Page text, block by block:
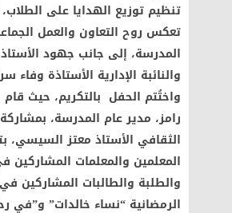
تنظيم توزيع الهدايا على
تعكس روح التعاون والعمل
المدرسة، إلى جانب جهود
والنائبة الإدارية الأستاذة وفاء
واختُتم الحفل بالتكريم، حيث قام
رامز، مدير عام المدرسة،
الثقافي الأستاذ معتز السيسي،
المعلمين والمعلمات المشاركين
والطلبة والطالبات المشاركين
الرمضانية “نساء خالدات” و”في